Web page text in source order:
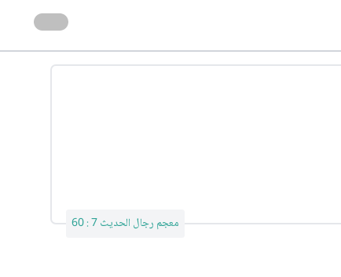
معجم رجال الحديث 7 : 60